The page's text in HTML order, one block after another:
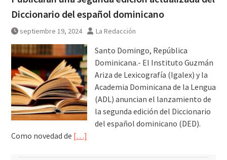
Diccionario del español dominicano
septiembre 19, 2024 La Redacción
Santo Domingo, República
Dominicana.- El Instituto Guzmán
Ariza de Lexicografía (Igalex) y la
Academia Dominicana de la Lengua
(ADL) anuncian el lanzamiento de
la segunda edición del Diccionario
del español dominicano (DED).
Como novedad de […]